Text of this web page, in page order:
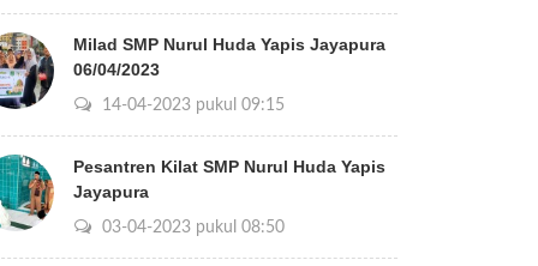
Milad SMP Nurul Huda Yapis Jayapura
06/04/2023
14-04-2023 pukul 09:15
Pesantren Kilat SMP Nurul Huda Yapis
Jayapura
03-04-2023 pukul 08:50